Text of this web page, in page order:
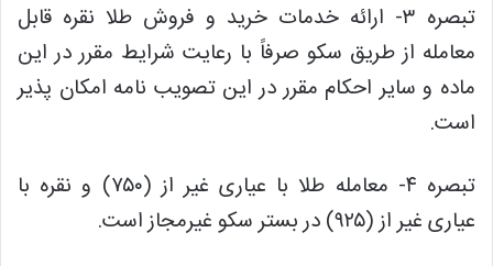
تبصره ۳- ارائه خدمات خرید و فروش طلا نقره قابل
معامله از طریق سکو صرفاً با رعایت شرایط مقرر در این
ماده و سایر احکام مقرر در این تصویب نامه امکان پذیر
است.
تبصره ۴- معامله طلا با عیاری غیر از (۷۵۰) و نقره با
عیاری غیر از (۹۲۵) در بستر سکو غیرمجاز است.